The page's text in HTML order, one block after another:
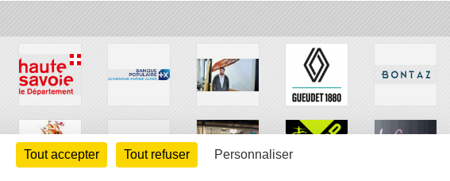
Tout accepter Tout refuser Personnaliser